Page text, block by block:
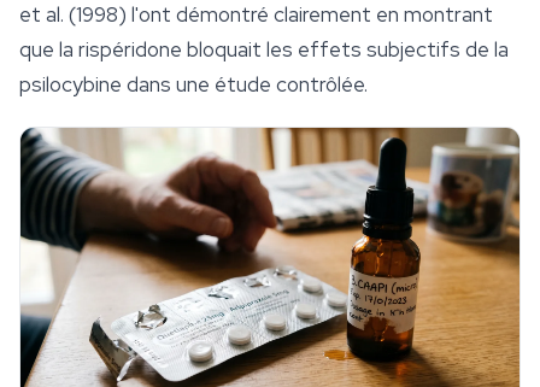
et al. (1998) l'ont démontré clairement en montrant
que la rispéridone bloquait les effets subjectifs de la
psilocybine dans une étude contrôlée.